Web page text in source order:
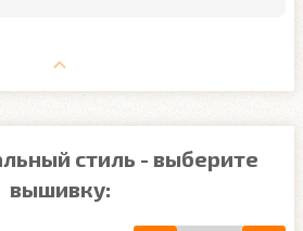
стиль - выберите
вышивку: